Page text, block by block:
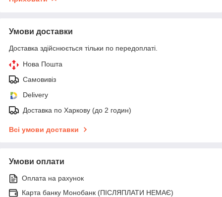
Умови доставки
Доставка здійснюється тільки по передоплаті.
Нова Пошта
Самовивіз
Delivery
Доставка по Харкову (до 2 годин)
Всі умови доставки
Умови оплати
Оплата на рахунок
Карта банку Монобанк (ПІСЛЯПЛАТИ НЕМАЄ)